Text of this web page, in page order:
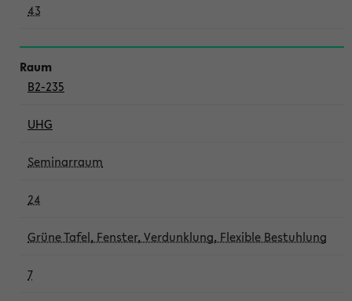
43
B2-235
UHG
Seminarraum
24
Grüne Tafel, Fenster, Verdunklung, Flexible Bestuhlung
7